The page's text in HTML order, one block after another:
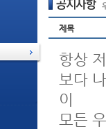
제목
항상
보다
이
모든